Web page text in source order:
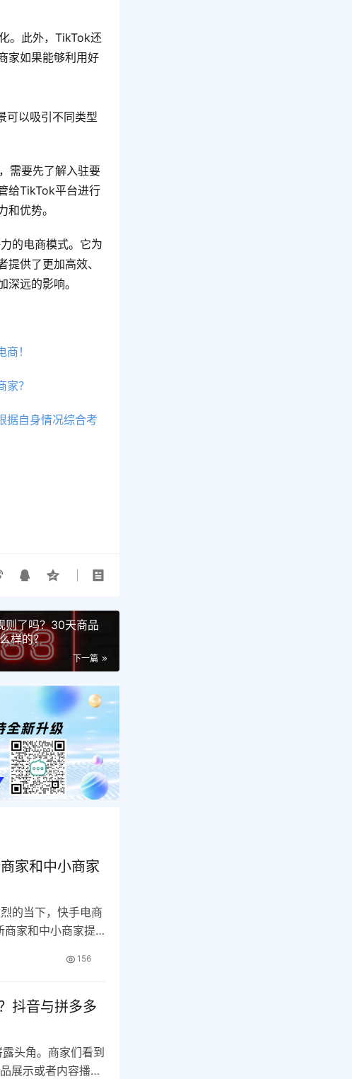
。此外，TikTok还
家如果能够利用好
可以吸引不同类型
需要先了解入驻要
给TikTok平台进行
优势。
的电商模式。它为
供了更加高效、
远的影响。
！
？
据自身情况综合考
则了吗？30天商品
样的？
下一篇
家和中小商家
的当下，快手电商
商家和中小商家提
156
抖音与拼多多
头角。商家们看到
展示或者内容播